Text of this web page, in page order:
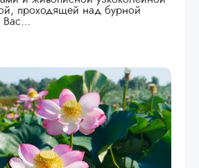
проходящей над бурной